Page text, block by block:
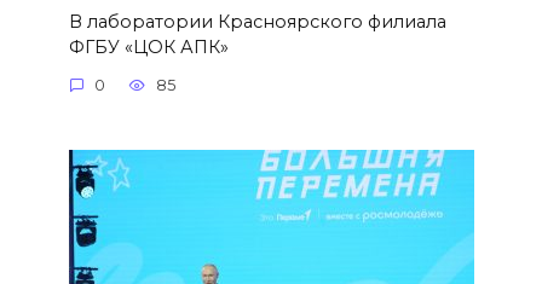
В лаборатории Красноярского филиала
ФГБУ «ЦОК АПК»
0 85